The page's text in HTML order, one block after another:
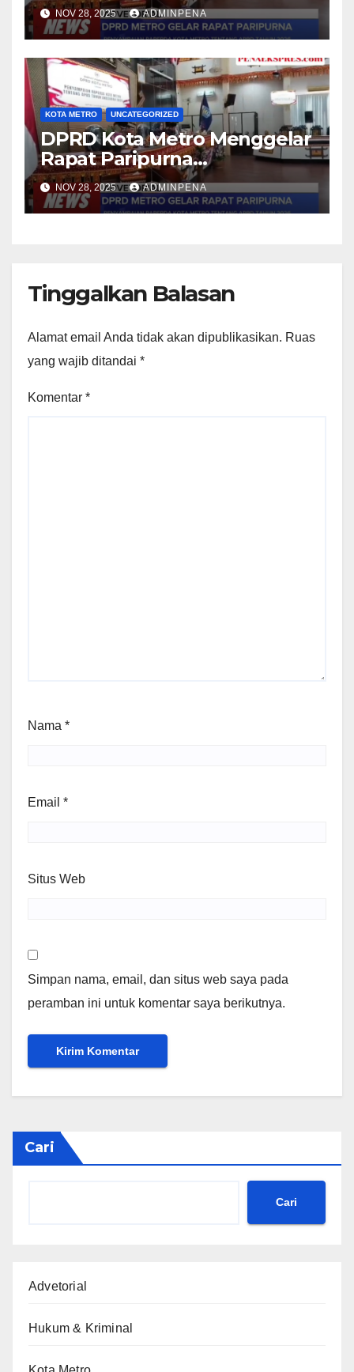
NOV 28, 2025 ADMINPENA
KOTA METRO UNCATEGORIZED
DPRD Kota Metro Menggelar
Rapat Paripurna
Penyampaian Raperda APBD
Tahun Anggaran 2026
NOV 28, 2025 ADMINPENA
Tinggalkan Balasan
Alamat email Anda tidak akan dipublikasikan. Ruas
yang wajib ditandai *
Komentar *
Nama *
Email *
Situs Web
Simpan nama, email, dan situs web saya pada
peramban ini untuk komentar saya berikutnya.
Cari
Cari
Advetorial
Hukum & Kriminal